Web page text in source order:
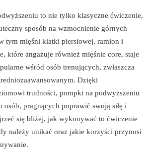
to nie tylko klasyczne ćwiczenie,
sposób na wzmocnienie górnych
tym mięśni klatki piersiowej, ramion i
które angażuje również mięśnie core, staje
wśród osób trenujących, zwłaszcza
Dzięki
trudności, pompki na podwyższeniu
osób, pragnących poprawić swoją siłę i
się bliżej, jak wykonywać to ćwiczenie
należy unikać oraz jakie korzyści przynosi